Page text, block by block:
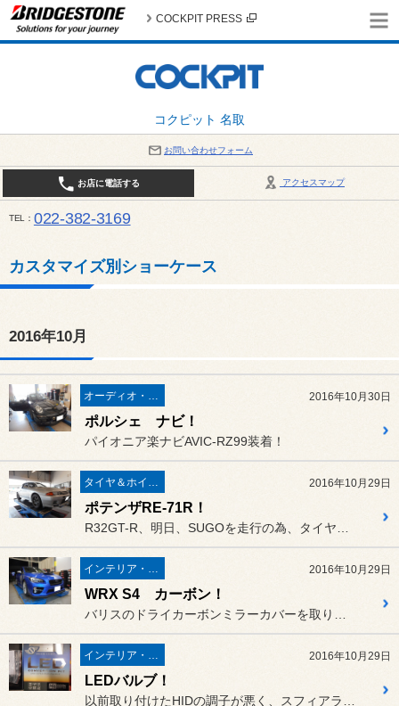
コクピット 名取
COCKPIT PRESS
お問い合わせフォーム
アクセスマップ
お店に電話する
TEL 022-382-3169
カスタマイズ別ショーケース
2016年10月
オーディオ・電装 2016年10月30日
ポルシェ ナビ！
パイオニア楽ナビAVIC-RZ99装着！
タイヤ＆ホイール 2016年10月29日
ポテンザRE-71R！
インテリア・エクステリア 2016年10月29日
WRX S4 カーボン！
インテリア・エクステリア 2016年10月29日
LEDバルブ！